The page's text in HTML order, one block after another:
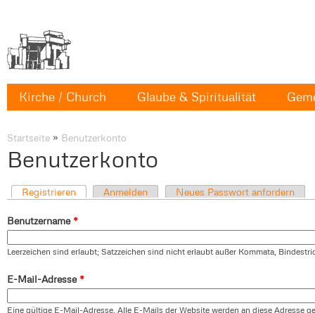
Kirche / Church Glaube & Spiritualität
Startseite » Benutzerkonto
Benutzerkonto
Registrieren Anmelden Neues Passwort anfordern
Benutzername *
Leerzeichen sind erlaubt; Satzzeichen sind nicht erlaubt außer Kommata,
E-Mail-Adresse *
Eine gültige E-Mail-Adresse. Alle E-Mails der Website werden an diese Adresse